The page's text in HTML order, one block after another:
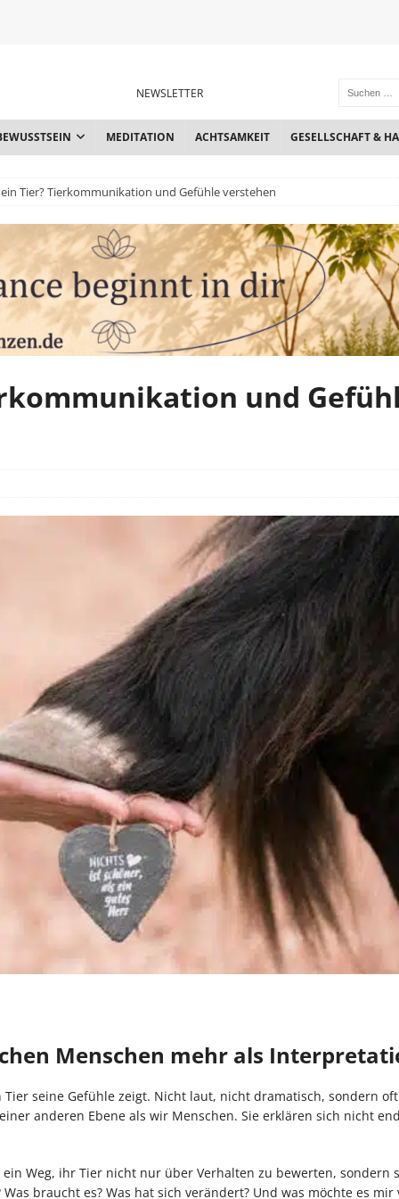
NEWSLETTER
MEDITATION ACHTSAMKEIT GESELLSCHAFT &
Tier? Tierkommunikation und Gefühle verstehen
und
Menschen mehr als
seine Gefühle zeigt. Nicht laut, nicht dramatisch, sondern
anderen Ebene als wir Menschen. Sie erklären sich nicht
Weg, ihr Tier nicht nur über Verhalten zu bewerten, sondern
braucht es? Was hat sich verändert? Und was möchte es